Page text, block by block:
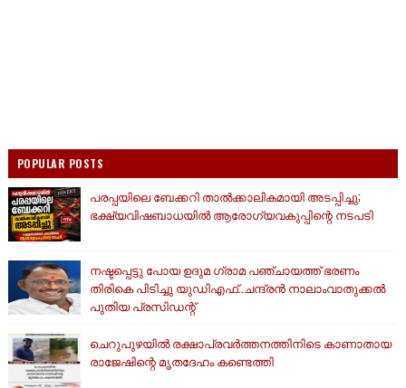
POPULAR POSTS
പരപ്പയിലെ ബേക്കറി താൽക്കാലികമായി അടപ്പിച്ചു;
ഭക്ഷ്യവിഷബാധയിൽ ആരോഗ്യവകുപ്പിന്റെ നടപടി
നഷ്ടപ്പെട്ടു പോയ ഉദുമ ഗ്രാമ പഞ്ചായത്ത് ഭരണം
തിരികെ പിടിച്ചു യുഡിഎഫ്..ചന്ദ്രൻ നാലാംവാതുക്കൽ
പുതിയ പ്രസിഡന്റ്
ചെറുപുഴയിൽ രക്ഷാപ്രവർത്തനത്തിനിടെ കാണാതായ
രാജേഷിന്റെ മൃതദേഹം കണ്ടെത്തി